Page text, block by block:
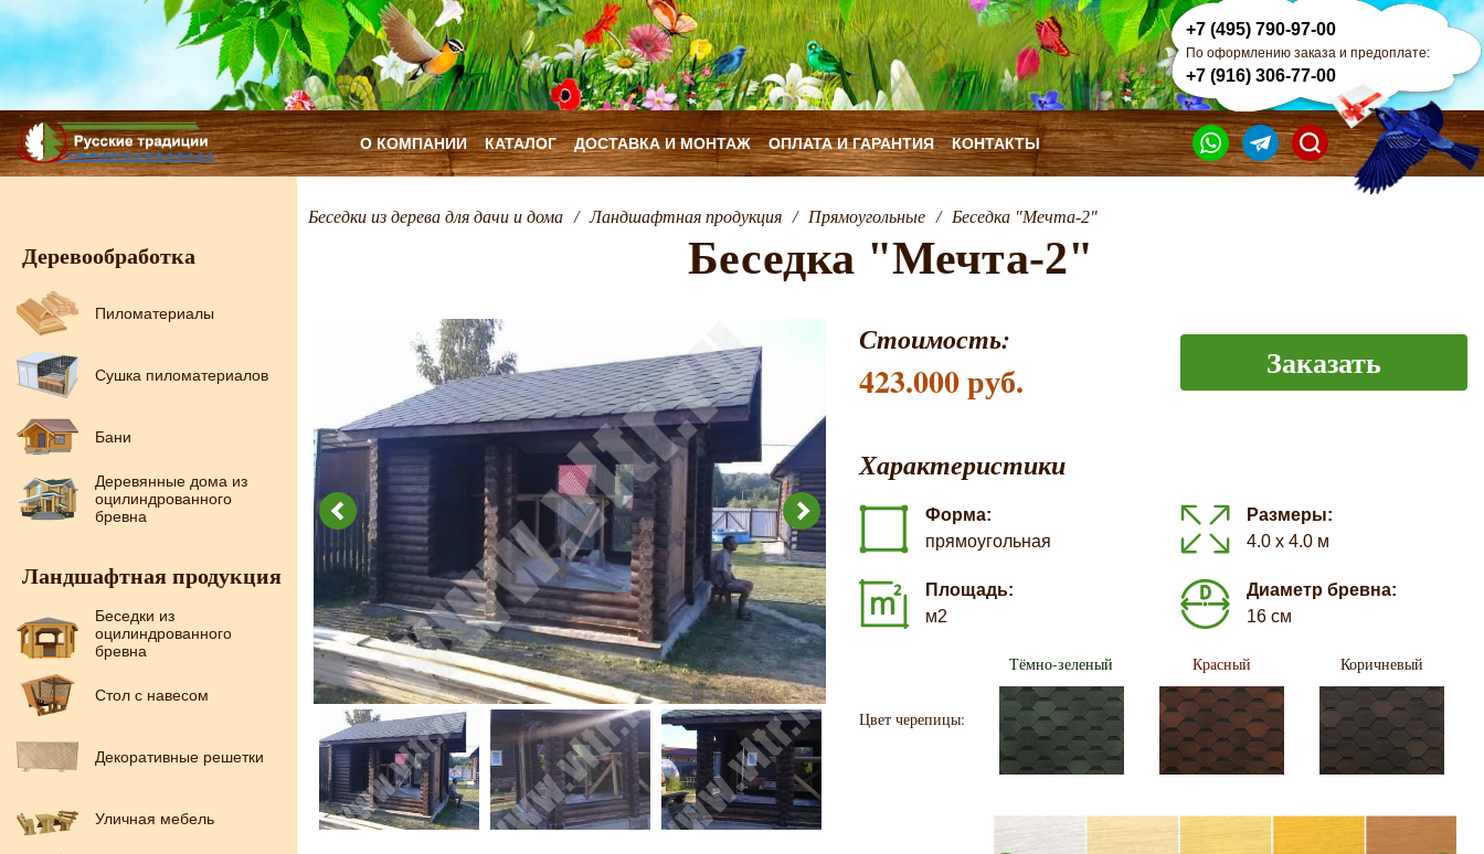
О КОМПАНИИ ДОСТАВКА И МОНТАЖ ОПЛАТА И ГАРАНТИЯ КОНТАКТЫ
КАТАЛОГ
+7 (495) 790-97-00
По оформлению заказа и предоплате:
+7 (916) 306-77-00
Деревообработка
Пиломатериалы
Сушка пиломатериалов
Бани
Деревянные дома из
оцилиндрованного
бревна
Ландшафтная продукция
Беседки из
оцилиндрованного
бревна
Стол с навесом
Декоративные решетки
Уличная мебель
Беседки из дерева для дачи и дома / Ландшафтная продукция / Прямоугольные / Беседка "Мечта-2"
Беседка "Мечта-2"
Стоимость:
423.000 руб. Заказать
Характеристики
Форма:
прямоугольная
Размеры:
4.0 х 4.0 м
Площадь:
м2
Диаметр бревна:
16 см
Цвет черепицы:
Тёмно-зеленый Красный Коричневый